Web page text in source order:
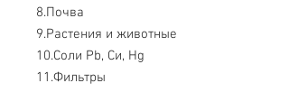
8.Почва
9.Растения и животные
10.Соли Pb, Си, Hg
11.Фильтры